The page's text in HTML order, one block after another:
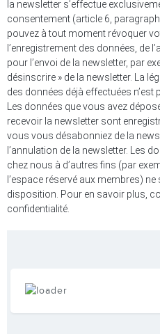
la newsletter s’effectue
consentement (article 6,
pouvez à tout moment révoquer
l’enregistrement des données, de
pour l’envoi de la newsletter, par
désinscrire » de la newsletter. La
des données déjà effectuées n’est
Les données que vous avez
recevoir la newsletter sont
vous vous désabonniez de la
l’annulation de la newsletter. Les
chez nous à d’autres fins (par
l’espace réservé aux membres)
disposition. Pour en savoir plus,
confidentialité.